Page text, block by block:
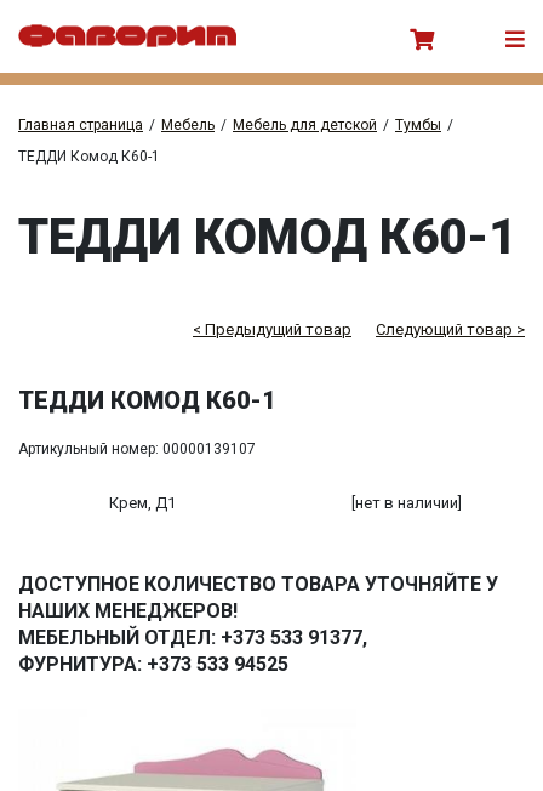
Главная страница / Мебель / Мебель для детской / Тумбы /
ТЕДДИ Комод К60-1
ТЕДДИ КОМОД К60-1
< Предыдущий товар Следующий товар >
ТЕДДИ КОМОД К60-1
Артикульный номер: 00000139107
Крем, Д1 [нет в наличии]
ДОСТУПНОЕ КОЛИЧЕСТВО ТОВАРА УТОЧНЯЙТЕ У
НАШИХ МЕНЕДЖЕРОВ!
МЕБЕЛЬНЫЙ ОТДЕЛ: +373 533 91377,
ФУРНИТУРА: +373 533 94525